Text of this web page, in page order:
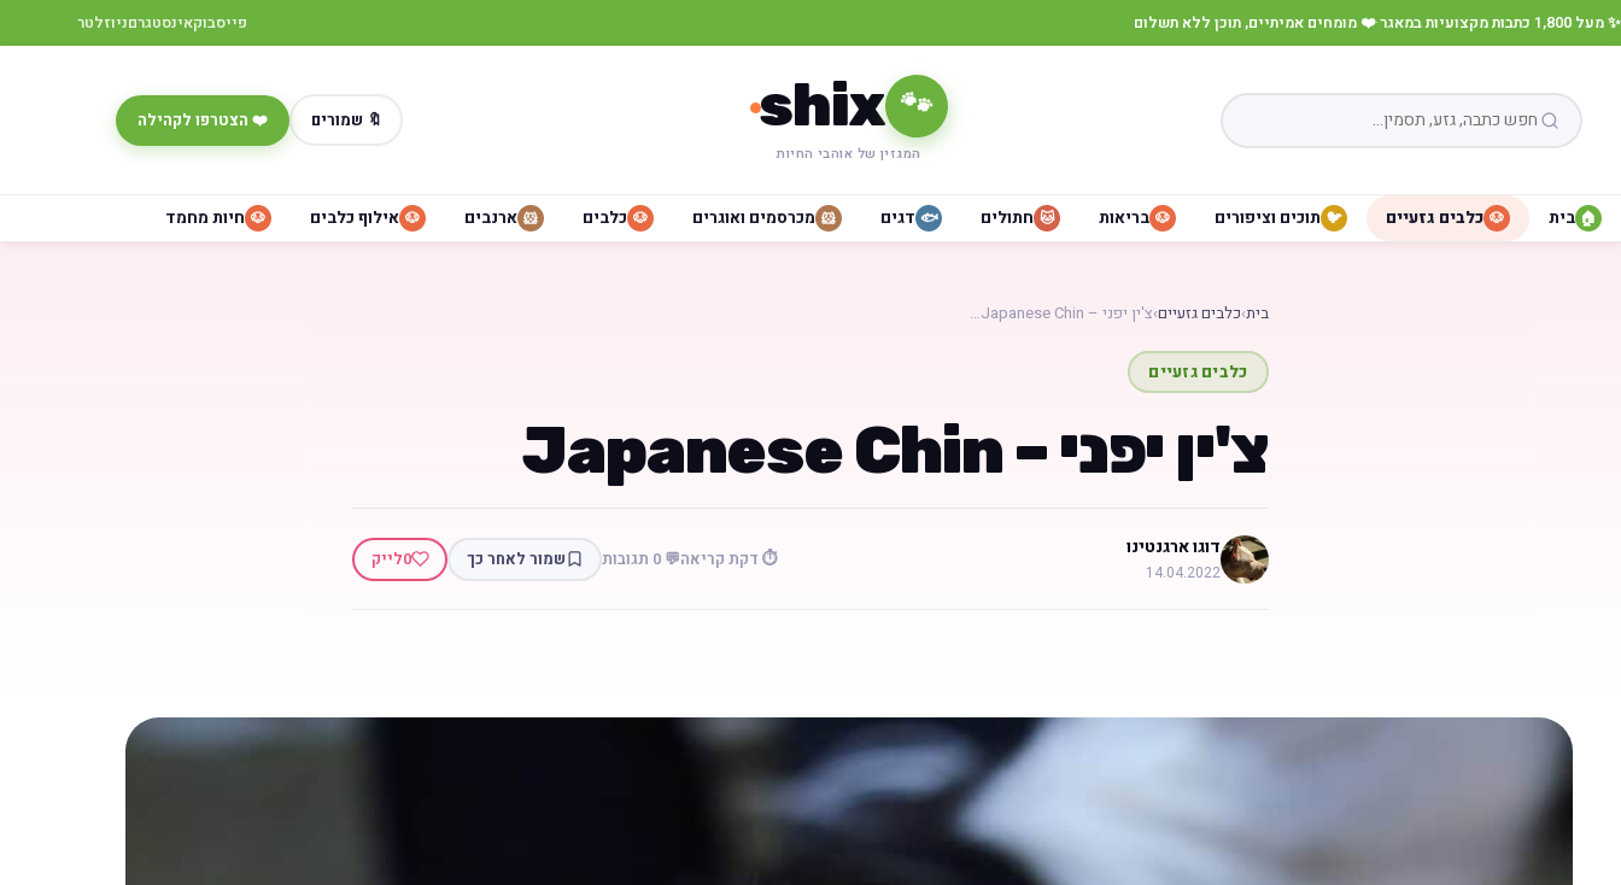
✨ מעל 1,800 כתבות מקצועיות במאגר ·❤️ מומחים אמיתיים, תוכן ללא תשלום פייסבוקאינסטגרםניוזלטר
🐾
shix
המגזין של אוהבי החיות
🔖 שמורים ❤️ הצטרפו לקהילה
🏠 בית 🐶 כלבים גזעיים 🐦 תוכים וציפורים 🐶 בריאות 🐱 חתולים 🐟 דגים 🐹 מכרסמים ואוגרים 🐶 כלבים 🐹 ארנבים 🐶 אילוף כלבים 🐶 חיות מחמד
בית›כלבים גזעיים›צ'ין יפני – Japanese Chin…
כלבים גזעיים
צ'ין יפני – Japanese Chin
דוגו ארגנטינו
14.04.2022
⏱️ דקת קריאה💬 0 תגובות שמור לאחר כך 0לייק